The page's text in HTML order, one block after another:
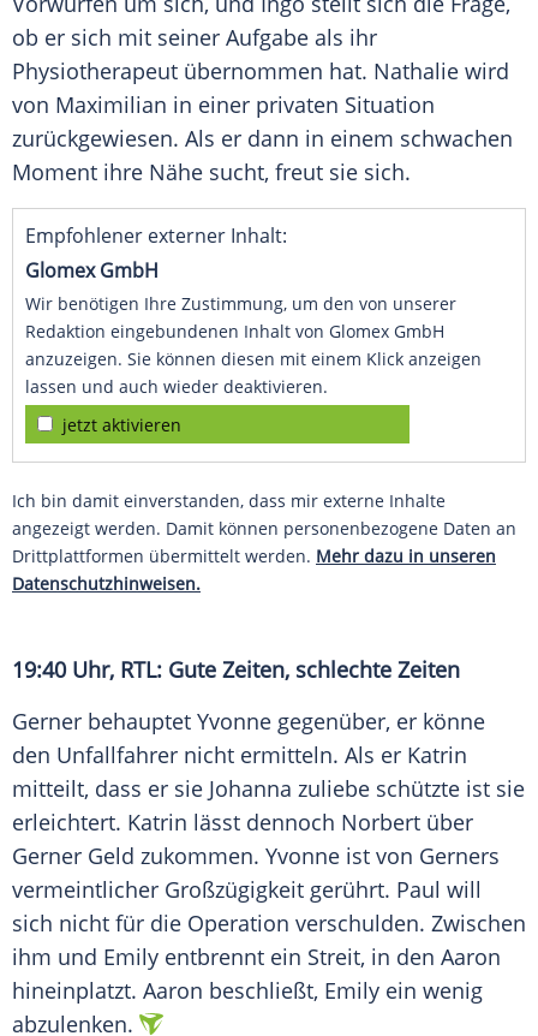
ob er sich mit seiner Aufgabe als ihr
Physiotherapeut übernommen hat. Nathalie wird
von Maximilian in einer privaten Situation
zurückgewiesen. Als er dann in einem schwachen
Moment ihre Nähe sucht, freut sie sich.
Empfohlener externer Inhalt:
Glomex GmbH
Wir benötigen Ihre Zustimmung, um den von unserer
Redaktion eingebundenen Inhalt von Glomex GmbH
anzuzeigen. Sie können diesen mit einem Klick anzeigen
lassen und auch wieder deaktivieren.
jetzt aktivieren
Ich bin damit einverstanden, dass mir externe Inhalte
angezeigt werden. Damit können personenbezogene Daten an
Drittplattformen übermittelt werden. Mehr dazu in unseren
Datenschutzhinweisen.
19:40 Uhr, RTL: Gute Zeiten, schlechte Zeiten
Gerner behauptet Yvonne gegenüber, er könne
den Unfallfahrer nicht ermitteln. Als er Katrin
mitteilt, dass er sie Johanna zuliebe schützte ist sie
erleichtert. Katrin lässt dennoch Norbert über
Gerner Geld zukommen. Yvonne ist von Gerners
vermeintlicher Großzügigkeit gerührt. Paul will
sich nicht für die Operation verschulden. Zwischen
ihm und Emily entbrennt ein Streit, in den Aaron
hineinplatzt. Aaron beschließt, Emily ein wenig
abzulenken.